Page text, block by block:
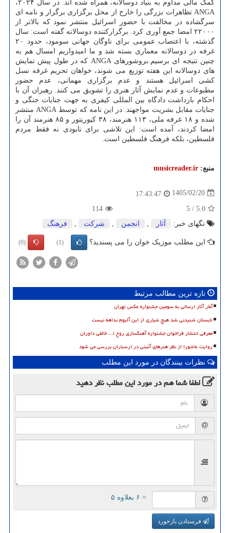
کمک مالی مداوم به بنیاد دوسالانه، همراه شده اند. در سال ۲۰۲۴،
ANGA تظاهرات بزرگی را خارج از محل برگزاری برگزار و نامه ای
سرگشاده در مخالفت با حضور اسرائیل منتشر نمود که بالاتر از
۲۲۰۰۰ امضا جمع آوری کرد. برگزارکننده دوسالانه گفته است: سال
گذشته، با اعتصاب عمومی برای ناوگان جهانی سومود، حدود ۲۰
غرفه در دوسالانه معماری بسته شد و ما امیدواریم امسال هم به
چنین نتیجه ای برسیم.بروشورهای ANGA که در طول پیش نمایش
های دوسالانه این هفته توزیع می شوند، خواهان تحریم غرفه نسل
کشی اسرائیل هستند و عدم برگزاری مهمانی، عدم حضور
مطبوعات و عدم نمایش آثار هنری را تشویق می کنند. رهبران آن با
احکام بازداشت دادگاه بین المللی کیفری به جهت جنایات جنگی و
جنایات مقابل بشریت مواجهند. در این نامه که توسط ANGA منتشر
شده و ۱۸ غرفه ملی، ۱۱۳ هنرمند، ۳۸ کیوریتور و ۸۵ هنرمند آن را
امضا کردند، آمده است: این تلاشی برای نابودی نه فقط مردم
فلسطین، بلکه فرهنگ فلسطین است.
منبع: musicreader.ir
1405/02/20
17:43:47
5.0
/
5
114
تگهای خبر:
آثار انجمن شركت فرهنگ
این مطلب موزیک خوان را می پسندید؟ (1)
(0)
تازه ترین مطالب مرتبط
آمار آثار ارسالی به سومین جشنواره عکس تهران
تابستان شنیدنی شد هیچ شیاری از این آلبوم بداهه نیست
معرفی انتشار فراخوان جشنواره آهنگسازی روح ا... خالقی داوران
روایت عاشورا از نظر هنرهای آئینی در ارسباران بررسی می شود
نظرات بینندگان در مورد این مطلب
لطفا شما همدر مورد این مطلبنظر دهید
= ۶ بعلاوه ۵
فرستادن بازخورد